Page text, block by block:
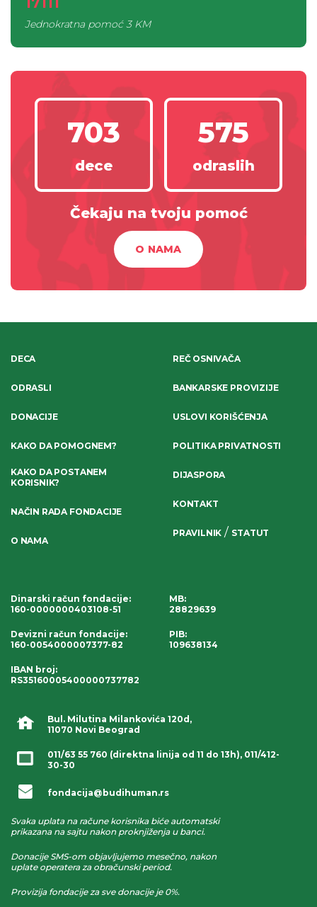
Jednokratna pomoć3 KM
703
dece
575
odraslih
Čekaju na tvoju pomoć
O NAMA
Bul. Milutina Milankovića 120d,
11070 Novi Beograd
011/63 55 760 (direktna linija od 11 do 13h), 011/412-
30-30
fondacija@budihuman.rs
Svaka uplata na račune korisnika biće automatski
prikazana na sajtu nakon proknjiženja u banci.
Donacije SMS-om objavljujemo mesečno, nakon
uplate operatera za obračunski period.
Provizija fondacije za sve donacije je 0%.
DECA
ODRASLI
DONACIJE
KAKO DA POMOGNEM?
KAKO DA POSTANEM
KORISNIK?
NAČIN RADA FONDACIJE
O NAMA
REČ OSNIVAČA
BANKARSKE PROVIZIJE
USLOVI KORIŠĆENJA
POLITIKA PRIVATNOSTI
DIJASPORA
KONTAKT
PRAVILNIK / STATUT
Dinarski račun fondacije:
160-0000000403108-51
Devizni račun fondacije:
160-0054000007377-82
IBAN broj:
RS35160005400000737782
MB:
28829639
PIB:
109638134